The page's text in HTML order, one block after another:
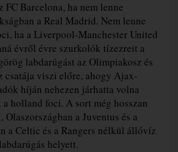
FC Barcelona, ha nem lenne
a Real Madrid. Nem lenne
ha a Liverpool-Manchester United
évről évre szurkolók tízezreit a
labdarúgást az Olimpiakosz és
csatája viszi előre, ahogy Ajax-
híján nehezen járhatta volna
a holland foci. A sort még hosszan
a Juventus és a
a Celtic és a Rangers nélkül állóvíz
helyett.